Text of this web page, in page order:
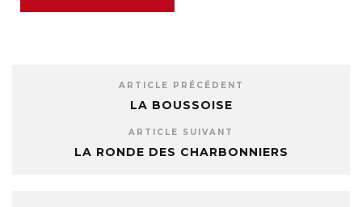
ARTICLE PRÉCÉDENT
LA BOUSSOISE
ARTICLE SUIVANT
LA RONDE DES CHARBONNIERS